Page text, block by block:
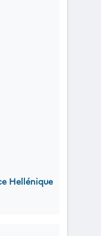
Hellénique